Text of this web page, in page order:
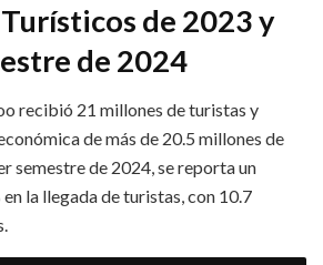
de 2023 y
de 2024
recibió 21 millones de turistas y
de más de 20.5 millones de
semestre de 2024, se reporta un
la llegada de turistas, con 10.7